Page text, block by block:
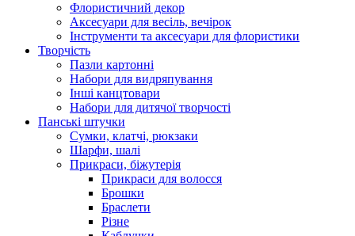
Флористичний декор
Аксесуари для весіль, вечірок
Інструменти та аксесуари для флористики
Творчість
Пазли картонні
Набори для видряпування
Інші канцтовари
Набори для дитячої творчості
Панські штучки
Сумки, клатчі, рюкзаки
Шарфи, шалі
Прикраси, біжутерія
Прикраси для волосся
Брошки
Браслети
Різне